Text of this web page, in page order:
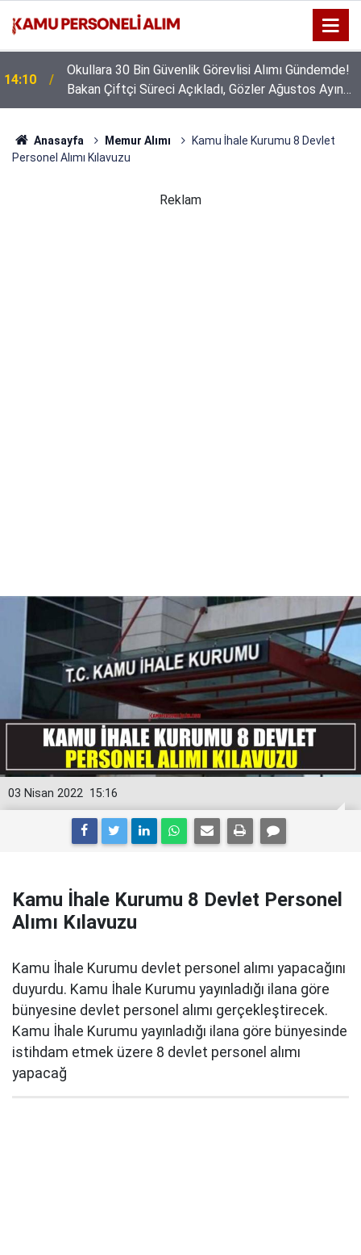
14:10
Okullara 30 Bin Güvenlik Görevlisi Alımı Gündemde!
Bakan Çiftçi Süreci Açıkladı, Gözler Ağustos Ayına
Çevrildi
Anasayfa Memur Alımı
Kamu İhale Kurumu 8 Devlet
Personel Alımı Kılavuzu
Reklam
15:16
03 Nisan 2022
Kamu İhale Kurumu 8 Devlet Personel
Alımı Kılavuzu
Kamu İhale Kurumu devlet personel alımı yapacağını
duyurdu. Kamu İhale Kurumu yayınladığı ilana göre
bünyesine devlet personel alımı gerçekleştirecek.
Kamu İhale Kurumu yayınladığı ilana göre bünyesinde
istihdam etmek üzere 8 devlet personel alımı
yapacağ